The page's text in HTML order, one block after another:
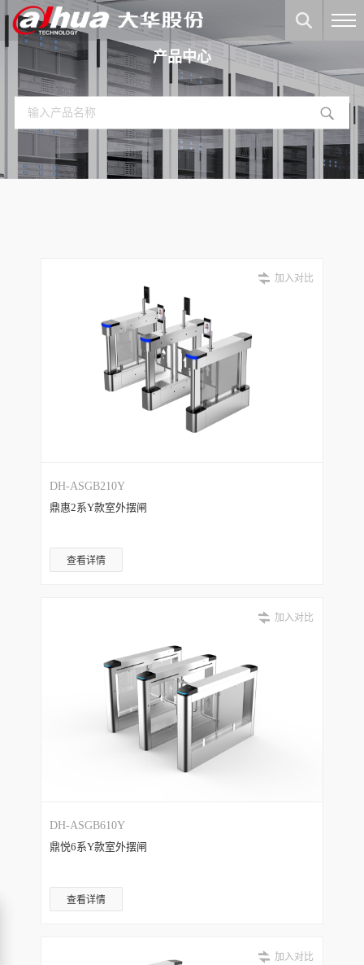
产品中心
加入对比
DH-ASGB210Y
鼎惠2系Y款室外摆闸
查看详情
加入对比
DH-ASGB610Y
鼎悦6系Y款室外摆闸
查看详情
加入对比